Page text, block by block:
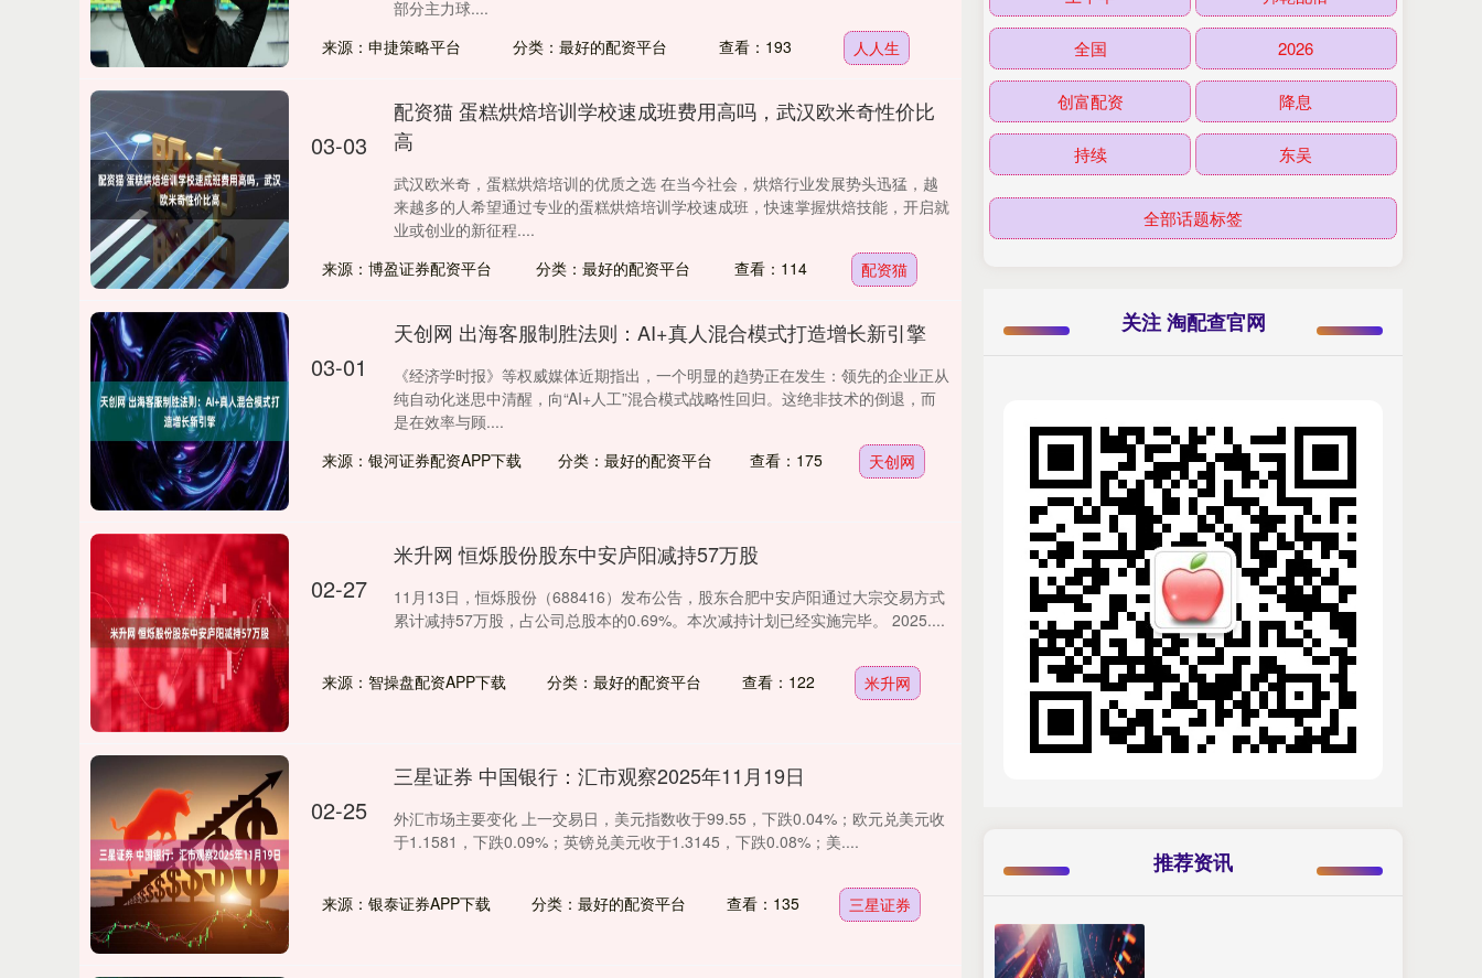
部分主力球....
来源：申捷策略平台
分类：最好的配资平台 查看：193 人人生
03-03
配资猫 蛋糕烘焙培训学校速成班费用高吗，武汉欧米奇性价比
高
武汉欧米奇，蛋糕烘焙培训的优质之选 在当今社会，烘焙行业发展势头迅猛，越
来越多的人希望通过专业的蛋糕烘焙培训学校速成班，快速掌握烘焙技能，开启就
业或创业的新征程....
来源：博盈证券配资平台
分类：最好的配资平台 查看：114 配资猫
03-01
天创网 出海客服制胜法则：AI+真人混合模式打造增长新引擎
《经济学时报》等权威媒体近期指出，一个明显的趋势正在发生：领先的企业正从
纯自动化迷思中清醒，向“AI+人工”混合模式战略性回归。这绝非技术的倒退，而
是在效率与顾....
来源：银河证券配资APP下载
分类：最好的配资平台 查看：175 天创网
02-27
米升网 恒烁股份股东中安庐阳减持57万股
11月13日，恒烁股份（688416）发布公告，股东合肥中安庐阳通过大宗交易方式
累计减持57万股，占公司总股本的0.69%。本次减持计划已经实施完毕。 2025....
来源：智操盘配资APP下载 分类：最好的配资平台 查看：122 米升网
02-25
三星证券 中国银行：汇市观察2025年11月19日
外汇市场主要变化 上一交易日，美元指数收于99.55，下跌0.04%；欧元兑美元收
于1.1581，下跌0.09%；英镑兑美元收于1.3145，下跌0.08%；美....
来源：银泰证券APP下载 分类：最好的配资平台 查看：135 三星证券
全国 2026
创富配资 降息
持续 东吴
全部话题标签
关注 淘配查官网
推荐资讯